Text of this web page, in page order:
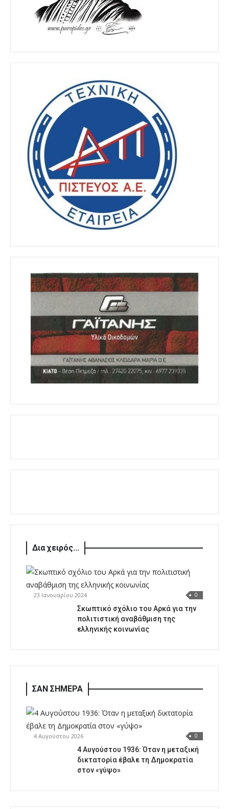
Δια χειρός...
23 Ιανουαρίου 2024 0
Σκωπτικό σχόλιο του Αρκά για την
πολιτιστική αναβάθμιση της
ελληνικής κοινωνίας
ΣΑΝ ΣΗΜΕΡΑ
4 Αυγούστου 2026 0
4 Αυγούστου 1936: Όταν η μεταξική
δικτατορία έβαλε τη Δημοκρατία
στον «γύψο»